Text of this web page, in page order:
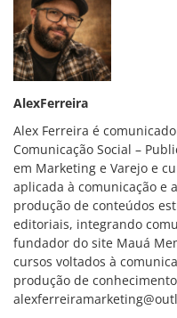
AlexFerreira
Alex Ferreira é
Comunicação Social –
em Marketing e Varejo e
aplicada à comunicação e
produção de conteúdos
editoriais, integrando
fundador do site Mauá
cursos voltados à
produção de